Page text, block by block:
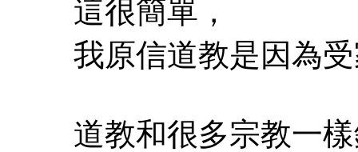
這很簡單，
我原信道教是因為
道教和很多宗教一